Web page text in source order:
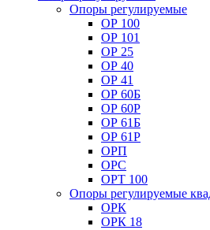
Опоры регулируемые
ОР 100
ОР 101
ОР 25
ОР 40
ОР 41
ОР 60Б
ОР 60Р
ОР 61Б
ОР 61Р
ОРП
ОРС
ОРТ 100
Опоры регулируемые
ОРК
ОРК 18